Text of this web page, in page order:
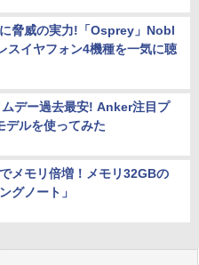
脅威の実力!「Osprey」Nobl
スイヤフォン4機種を一気に聴
デー過去最安! Anker注目プ
デルを使ってみた
メモリ倍増！メモリ32GBの
グノート」